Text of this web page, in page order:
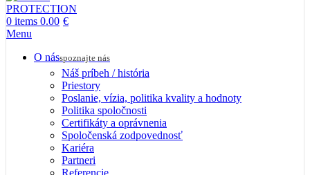
0 items 0.00 €
Menu
O násspoznajte nás
Náš príbeh / história
Priestory
Poslanie, vízia, politika kvality a hodnoty
Politika spoločnosti
Certifikáty a oprávnenia
Spoločenská zodpovednosť
Kariéra
Partneri
Referencie